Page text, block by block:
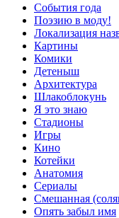
События года
Поэзию в моду!
Локализация
Картины
Комики
Детеныш
Архитектура
Шлакоблокунь
Я это знаю
Стадионы
Игры
Кино
Котейки
Анатомия
Сериалы
Смешанная
Опять забыл имя